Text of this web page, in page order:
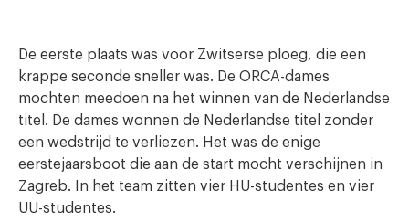
De eerste plaats was voor Zwitserse ploeg, die een
krappe seconde sneller was. De ORCA-dames
mochten meedoen na het winnen van de Nederlandse
titel. De dames wonnen de Nederlandse titel zonder
een wedstrijd te verliezen. Het was de enige
eerstejaarsboot die aan de start mocht verschijnen in
Zagreb. In het team zitten vier HU-studentes en vier
UU-studentes.